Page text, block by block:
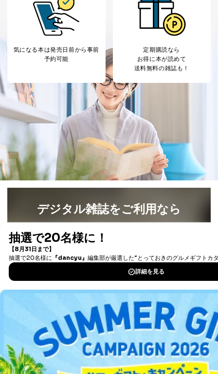
情報に変更があった場合には、当社が登録情報を変更さ
せていただく場合があります。
A.開示等の求めの申し出先、提出していただく書面等
し付けください。開示等の求めに際して提出していただ
く書面等については、その際にご案内いたします。
TEL:0570-200-223
株式会社富士山マガジンサービス 個人情報問い合わせ
係
受付時間：10:00～17:00（土、日、祝、年末年始休業）
■電子メールによる場合
e-mail：
cs@fujisan.co.jp
B.開示等の対応に際して、以下記載の項目のうち2項目
以上での本人確認を実施させていただきます。
商品を購入された個人のお客様：氏名、住所、電話番
名、会社住所、電話番号、顧客番号、メールアドレス
お取引先様：会社名、部署名、氏名、住所
株主様：氏名、住所、（会社名）
開示等のご請求をすることについて代理人に委任する場
い。
ご本人様が委任状に捺印し、捺印した印鑑の印鑑登
録証明書を添付してください。
代理人様が親権者などの法定代理人の場合は、委任
状に代えて、ご本人様との関係がわかる戸籍謄本も
しくは抄本、または住民票をご提出いただくことも
可能です。
代理人本人であることを確認するための書類
気になる本は発売日前から事前
予約可能
定期購読なら
お得に本が読めて
送料無料の雑誌も！
デジタル雑誌をご利用なら
書籍）が無料で読み放題！
DOWNLOAD FOR IOS
DOWNLOAD FOR ANDROID
ご利用方法はこちら